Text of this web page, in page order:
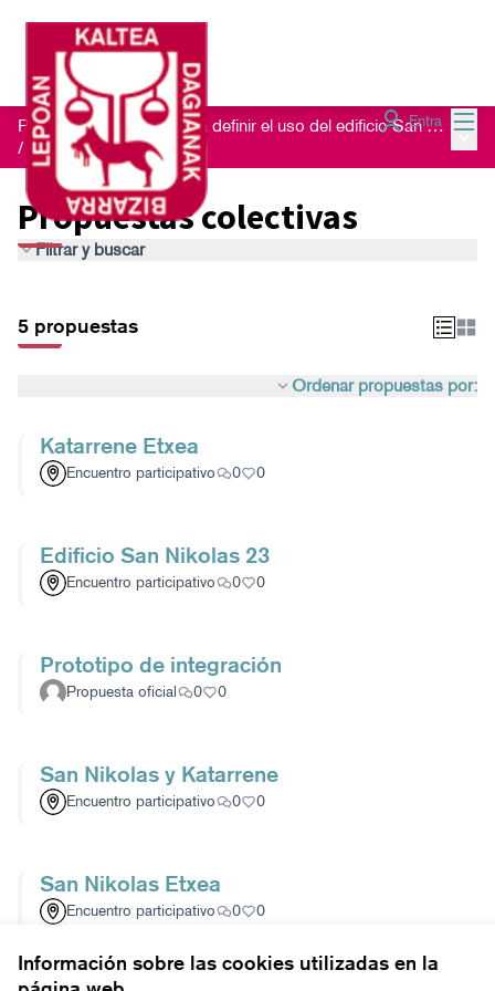
Información sobre las cookies utilizadas en la
Entra
Proceso de escucha para definir el uso del edificio San Nikolas 23
/ Propuestas colectivas
Propuestas colectivas
Filtrar y buscar
5 propuestas
Ordenar propuestas por:
Katarrene Etxea
Encuentro participativo 0 0
Edificio San Nikolas 23
Encuentro participativo 0 0
Prototipo de integración
Propuesta oficial 0 0
San Nikolas y Katarrene
Encuentro participativo 0 0
San Nikolas Etxea
Encuentro participativo 0 0